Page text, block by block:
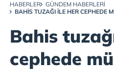
HABERLER
GÜNDEM HABERLERI
BAHIS TUZAĞI ILE HER CEPHEDE
Bahis
cephede